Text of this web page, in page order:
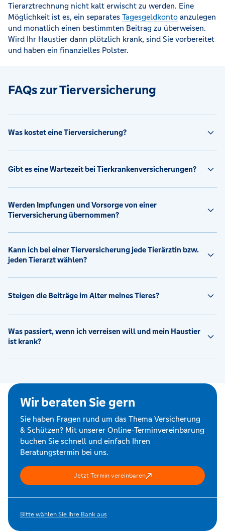
Tierarztrechnung nicht kalt erwischt zu werden. Eine
Möglichkeit ist es, ein separates Tagesgeldkonto anzulegen
und monatlich einen bestimmten Beitrag zu überweisen.
Wird Ihr Haustier dann plötzlich krank, sind Sie vorbereitet
und haben ein finanzielles Polster.
FAQs zur Tierversicherung
Was kostet eine Tierversicherung?
Gibt es eine Wartezeit bei Tierkrankenversicherungen?
Werden Impfungen und Vorsorge von einer
Tierversicherung übernommen?
Kann ich bei einer Tierversicherung jede Tierärztin bzw.
jeden Tierarzt wählen?
Steigen die Beiträge im Alter meines Tieres?
Was passiert, wenn ich verreisen will und mein Haustier
ist krank?
Wir beraten Sie gern
Sie haben Fragen rund um das Thema Versicherung
& Schützen? Mit unserer Online-Terminvereinbarung
buchen Sie schnell und einfach Ihren
Beratungstermin bei uns.
Jetzt Termin vereinbaren
Bitte wählen Sie Ihre Bank aus